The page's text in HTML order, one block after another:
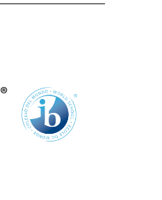
®